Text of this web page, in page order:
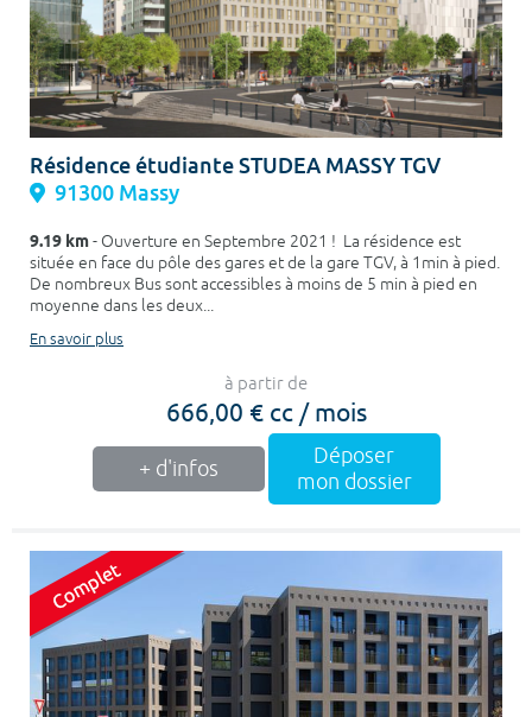
Colocation
Votre date d'entrée
Résidence étudiante STUDEA MASSY TGV
91300 Massy
9.19 km- Ouverture en Septembre 2021 ! La résidence est
située en face du pôle des gares et de la gare TGV, à 1min à pied.
De nombreux Bus sont accessibles à moins de 5 min à pied en
moyenne dans les deux...
En savoir plus
à partir de
666,00 € cc / mois
+ d'infos
Déposer
mon dossier